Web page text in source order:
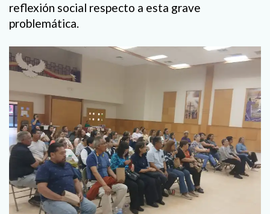
reflexión social respecto a esta grave
problemática.